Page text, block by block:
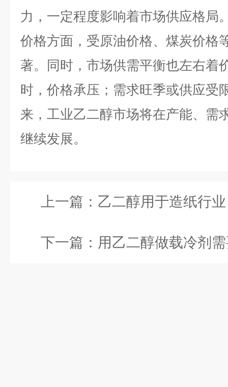
力，一定程度影响着市场供应格局
价格方面，受原油价格、煤炭价格
著。同时，市场供需平衡也左右着
时，价格承压；需求旺季或供应受
来，工业乙二醇市场将在产能、需
继续发展。
上一篇： 乙二醇用于造纸行业：
下一篇： 用乙二醇做载冷剂需要定期